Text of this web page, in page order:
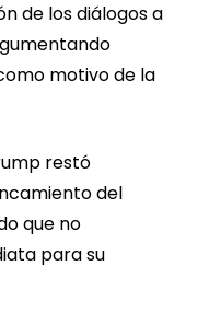
de los diálogos a
motivo de la
restó
del
que no
para su